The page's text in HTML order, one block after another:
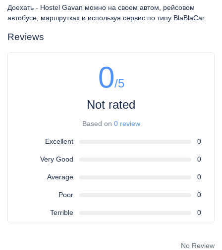
Доехать - Hostel Gavan можно на своем автом, рейсовом
автобусе, маршрутках и используя сервис по типу BlaBlaCar
Reviews
0/5
Not rated
Based on 0 review
Excellent 0
Very Good 0
Average 0
Poor 0
Terrible 0
No Review